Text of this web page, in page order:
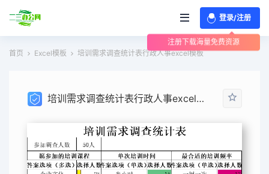
登录/注册
注册下载海量免费资源
首页
Excel模板 培训需求调查统计表行政人事excel模板
培训需求调查统计表行政人事excel模板